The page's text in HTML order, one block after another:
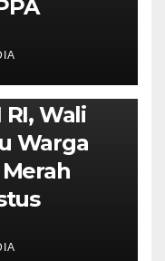
RI, Wali
Warga